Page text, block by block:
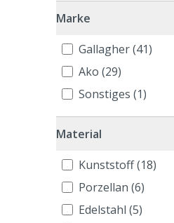
Marke
Gallagher (41)
Ako (29)
Sonstiges (1)
Material
Kunststoff (18)
Porzellan (6)
Edelstahl (5)